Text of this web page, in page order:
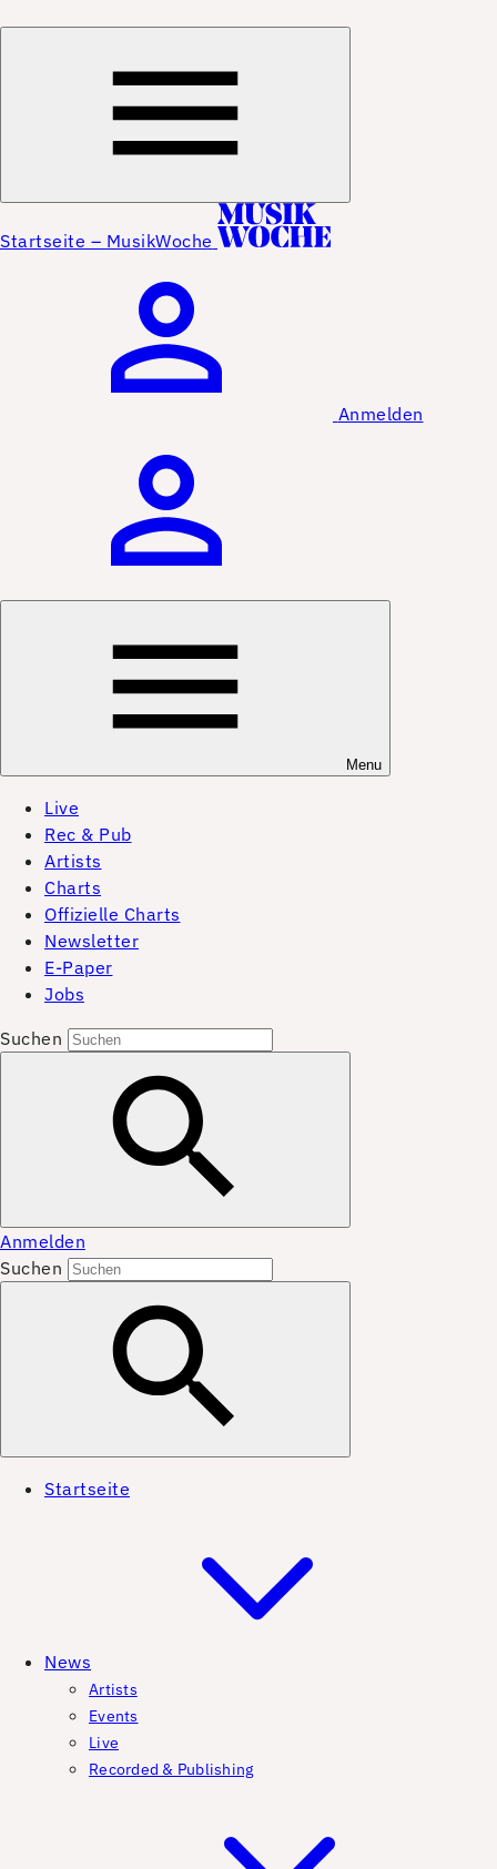
Startseite – MusikWoche
Anmelden
Menu
Live
Rec & Pub
Artists
Charts
Offizielle Charts
Newsletter
E-Paper
Jobs
Suchen
Anmelden
Suchen
Startseite
News
Artists
Events
Live
Recorded & Publishing